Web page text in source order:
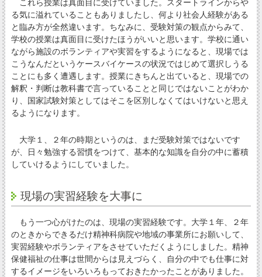
これら授業は真面目に受けていました。スタートラインからや
る気に溢れていることもありましたし、何より社会人経験がある
と臨み方が全然違います。ちなみに、受験対策の観点からみて、
学校の授業は真面目に受けたほうがいいと思います。学校に通い
ながら施設のボランティアや実習をするようになると、現場では
こうなんだというケースバイケースの状況ではじめて選択しうる
ことにも多く遭遇します。授業にきちんと出ていると、現場での
解釈・判断は教科書で言っていることと同じではないことがわか
り、国家試験対策としてはそこを区別しなくてはいけないと思え
るようになります。
大学１、２年の時期というのは、まだ受験対策ではないです
が、日々勉強する習慣をつけて、基本的な知識を自分の中に蓄積
していけるようにしていました。
現場の実習経験を大事に
もう一つ心がけたのは、現場の実習経験です。大学１年、２年
のときからできるだけ精神科病院や地域の事業所にお願いして、
実習経験やボランティアをさせていただくようにしました。精神
保健福祉の仕事は世間からは見えづらく、自分の中でも仕事に対
するイメージをいろいろもっておきたかったことがありました。